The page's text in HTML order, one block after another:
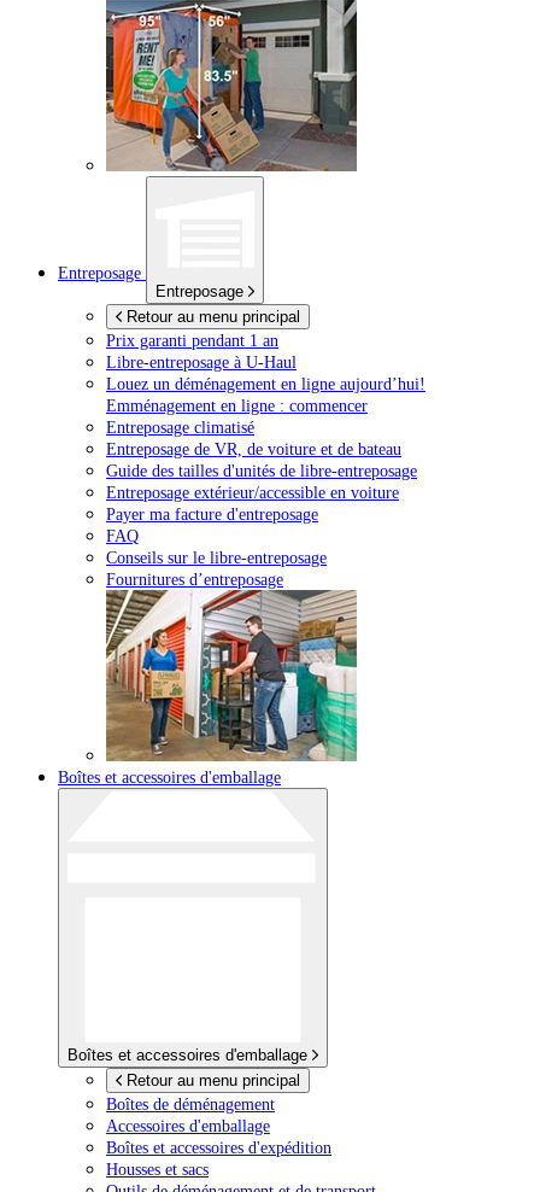
Entreposage
Entreposage
Retour au menu principal
Prix garanti pendant 1 an
Libre-entreposage à U-Haul
Louez un déménagement en ligne aujourd’hui!
Emménagement en ligne : commencer
Entreposage climatisé
Entreposage de VR, de voiture et de bateau
Guide des tailles d'unités de libre-entreposage
Entreposage extérieur/accessible en voiture
Payer ma facture d'entreposage
FAQ
Conseils sur le libre-entreposage
Fournitures d’entreposage
Boîtes et accessoires d'emballage
Boîtes et accessoires d'emballage
Retour au menu principal
Boîtes de déménagement
Accessoires d'emballage
Boîtes et accessoires d'expédition
Housses et sacs